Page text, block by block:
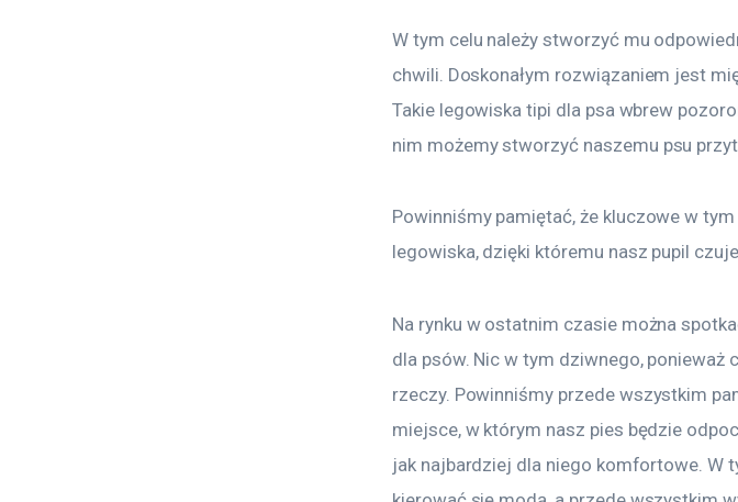
W tym celu należy stworzyć mu
chwili. Doskonałym rozwiązaniem jest
Takie legowiska tipi dla psa wbrew
nim możemy stworzyć naszemu psu
Powinniśmy pamiętać, że kluczowe w
legowiska, dzięki któremu nasz pupil
Na rynku w ostatnim czasie można
dla psów. Nic w tym dziwnego,
rzeczy. Powinniśmy przede wszystkim
miejsce, w którym nasz pies będzie
jak najbardziej dla niego komfortowe. W